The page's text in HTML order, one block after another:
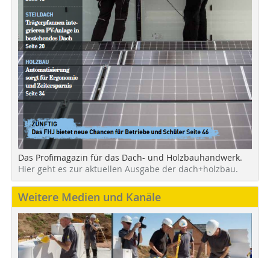
Das Profimagazin für das Dach- und Holzbauhandwerk.
Hier geht es zur aktuellen Ausgabe der dach+holzbau.
Weitere Medien und Kanäle